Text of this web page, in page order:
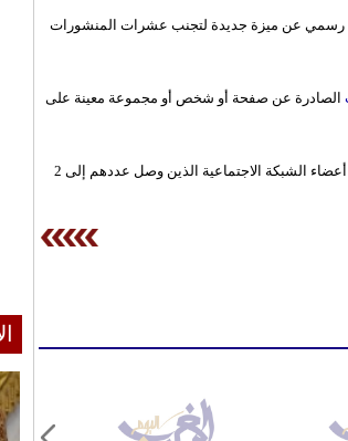
رسمي عن ميزة جديدة لتجنب عشرات المنشورات
الصادرة عن صفحة أو شخص أو مجموعة معينة على
وقد أصبح "زر الغفوة" متوفرا حاليا لبعض الحسابات على فيسبوك، على أن يكون متاحا فيما بعد لبقية أعضاء الشبكة الاجتماعية الذين وصل عددهم إلى 2